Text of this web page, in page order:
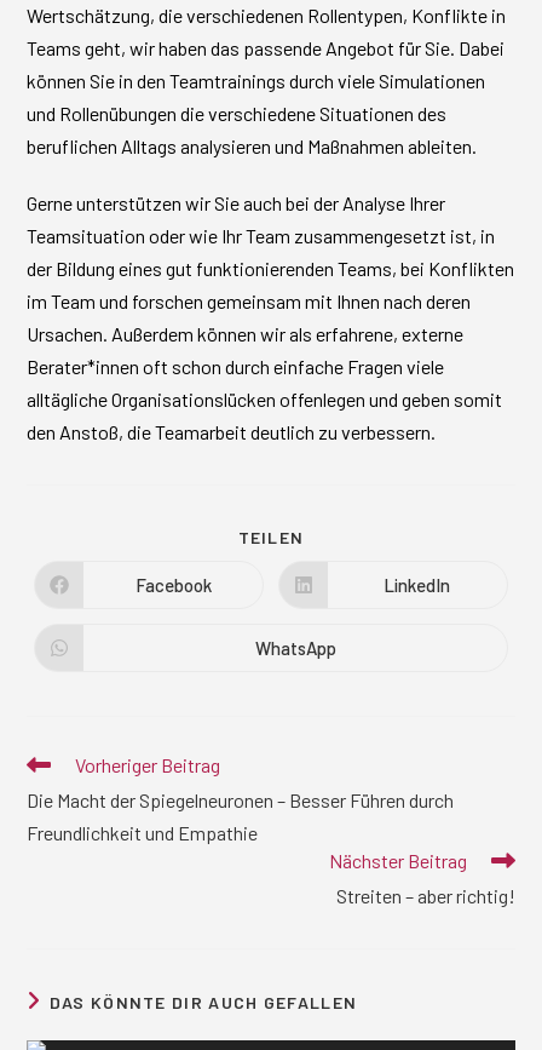
Wertschätzung, die verschiedenen Rollentypen, Konflikte in
Teams geht, wir haben das passende Angebot für Sie. Dabei
können Sie in den Teamtrainings durch viele Simulationen
und Rollenübungen die verschiedene Situationen des
beruflichen Alltags analysieren und Maßnahmen ableiten.
Gerne unterstützen wir Sie auch bei der Analyse Ihrer
Teamsituation oder wie Ihr Team zusammengesetzt ist, in
der Bildung eines gut funktionierenden Teams, bei Konflikten
im Team und forschen gemeinsam mit Ihnen nach deren
Ursachen. Außerdem können wir als erfahrene, externe
Berater*innen oft schon durch einfache Fragen viele
alltägliche Organisationslücken offenlegen und geben somit
den Anstoß, die Teamarbeit deutlich zu verbessern.
TEILEN
Öffnet
Facebook
Öffnet
LinkedIn
Öffnet
WhatsApp
Weitere
ansehen
Vorheriger Beitrag
Die Macht der Spiegelneuronen – Besser Führen durch
Freundlichkeit und Empathie
Nächster Beitrag
Streiten – aber richtig!
DAS KÖNNTE DIR AUCH GEFALLEN